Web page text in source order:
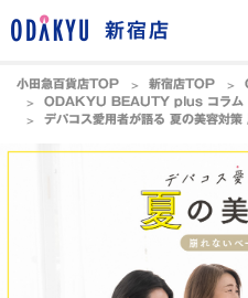
新宿店
小田急百貨店TOP 新宿店TOP
ODAKYU BEAUTY plus コラム
デパコス愛用者が語る 夏の美容対策